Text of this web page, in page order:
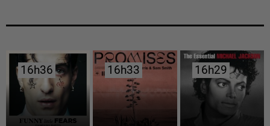
16h36
16h36 16h33
16h33 16h29
16h29